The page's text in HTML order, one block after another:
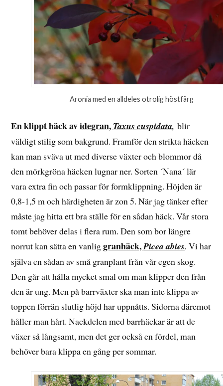
Aronia med en alldeles otrolig höstfärg
En klippt häck avidegran, Taxus cuspidata, blir
väldigt stilig som bakgrund. Framför den strikta häcken
kan man sväva ut med diverse växter och blommor då
den mörkgröna häcken lugnar ner. Sorten ´Nana´ lär
vara extra fin och passar för formklippning. Höjden är
0,8-1,5 m och härdigheten är zon 5. När jag tänker efter
måste jag hitta ett bra ställe för en sådan häck. Vår stora
tomt behöver delas i flera rum. Den som bor längre
norrut kan sätta en vanliggranhäck,Picea abies.Vi har
själva en sådan av små granplant från vår egen skog.
Den går att hålla mycket smal om man klipper den från
den är ung. Men på barrväxter ska man inte klippa av
toppen förrän slutlig höjd har uppnåtts. Sidorna däremot
håller man hårt. Nackdelen med barrhäckar är att de
växer så långsamt, men det ger också en fördel, man
behöver bara klippa en gång per sommar.